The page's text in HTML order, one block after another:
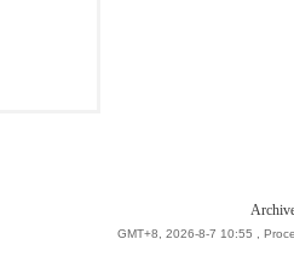
GMT+8, 2026-8-7 10:55 ,